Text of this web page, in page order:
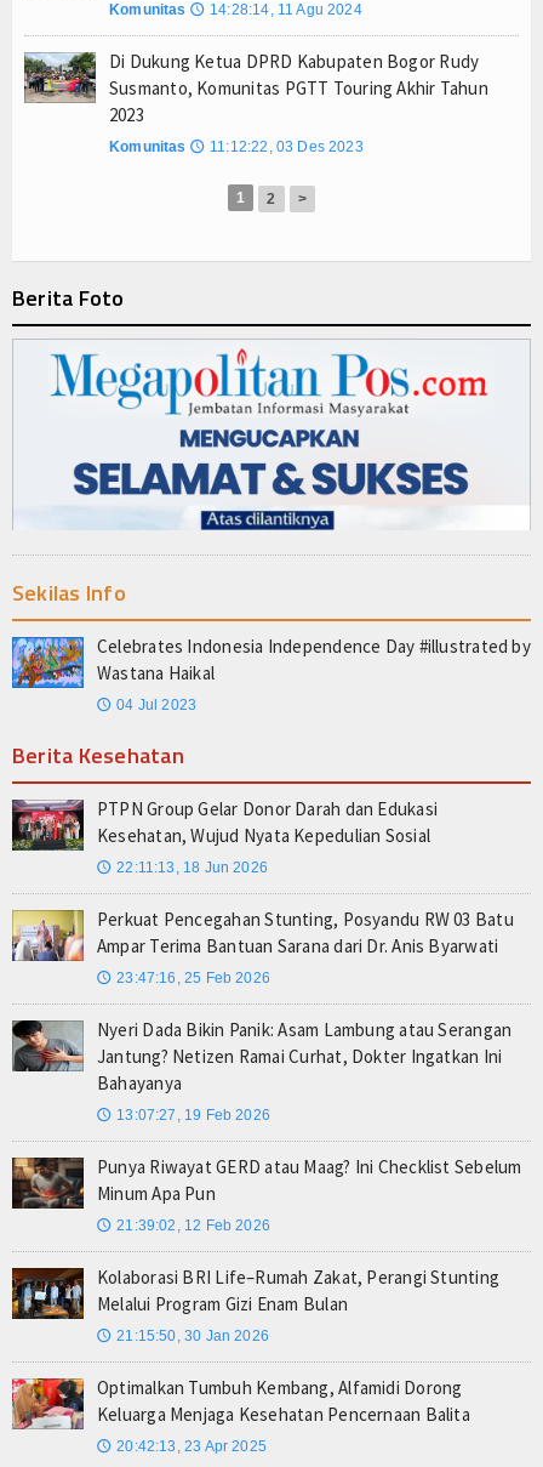
Komunitas 🕔 14:28:14, 11 Agu 2024
Di Dukung Ketua DPRD Kabupaten Bogor Rudy
Susmanto, Komunitas PGTT Touring Akhir Tahun
2023
Komunitas 🕔 11:12:22, 03 Des 2023
1 2 >
Berita Foto
Sekilas Info
Celebrates Indonesia Independence Day #illustrated by
Wastana Haikal
🕔 04 Jul 2023
Berita Kesehatan
PTPN Group Gelar Donor Darah dan Edukasi
Kesehatan, Wujud Nyata Kepedulian Sosial
🕔 22:11:13, 18 Jun 2026
Perkuat Pencegahan Stunting, Posyandu RW 03 Batu
Ampar Terima Bantuan Sarana dari Dr. Anis Byarwati
🕔 23:47:16, 25 Feb 2026
Nyeri Dada Bikin Panik: Asam Lambung atau Serangan
Jantung? Netizen Ramai Curhat, Dokter Ingatkan Ini
Bahayanya
🕔 13:07:27, 19 Feb 2026
Punya Riwayat GERD atau Maag? Ini Checklist Sebelum
Minum Apa Pun
🕔 21:39:02, 12 Feb 2026
Kolaborasi BRI Life–Rumah Zakat, Perangi Stunting
Melalui Program Gizi Enam Bulan
🕔 21:15:50, 30 Jan 2026
Optimalkan Tumbuh Kembang, Alfamidi Dorong
Keluarga Menjaga Kesehatan Pencernaan Balita
🕔 20:42:13, 23 Apr 2025